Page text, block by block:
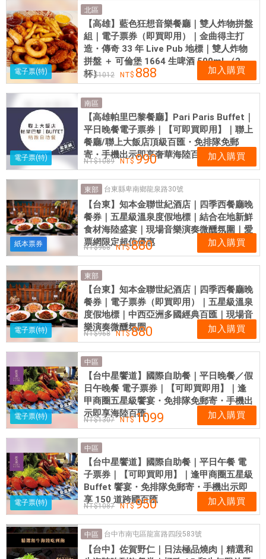
電子票(特)
北區
【高雄】藍色狂想音樂餐廳｜雙人炸物拼盤
組｜電子票券（即買即用）｜金曲得主打
造・傳奇 33 年 Live Pub 地標｜雙人炸物
拼盤 ＋ 可倫堡 1664 生啤酒 500ml （2
杯）1012 888 加入購買
電子票(特)
南區
【高雄帕里巴黎餐廳】Pari Paris Buffet｜
平日晚餐電子票券｜【可即買即用】｜聯上
餐廳/聯上大飯店頂級百匯・免排隊免郵
寄・手機出示即享奢華海陸百匯
1089 990 加入購買
紙本票券
東部 台東縣卑南鄉龍泉路30號
【台東】知本金聯世紀酒店｜四季西餐廳晚
餐券｜五星級溫泉度假地標｜結合在地新鮮
食材海陸盛宴｜現場音樂演奏微醺氛圍｜愛
票網限定超值優惠
968 880 加入購買
電子票(特)
東部
【台東】知本金聯世紀酒店｜四季西餐廳晚
餐券｜電子票券（即買即用）｜五星級溫泉
度假地標｜中西亞洲多國經典百匯｜現場音
樂演奏微醺氛圍
968 880 加入購買
電子票(特)
中區
【台中星饗道】國際自助餐｜平日晚餐／假
日午晚餐 電子票券｜【可即買即用】｜逢
甲商圈五星級饗宴・免排隊免郵寄・手機出
示即享海陸百匯
1307 1099 加入購買
電子票(特)
中區
【台中星饗道】國際自助餐｜平日午餐 電
子票券｜【可即買即用】｜逢甲商圈五星級
Buffet 饗宴・免排隊免郵寄・手機出示即
享 150 道跨國百匯
1087 950 加入購買
中區 台中市南屯區龍富路四段583號
【台中】佐賀野仁｜日法極品燒肉｜精選和